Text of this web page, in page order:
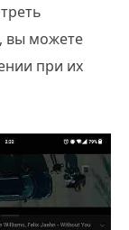
вы можете
при их